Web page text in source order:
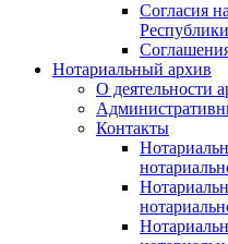
Согласия
Нотариальный архив
О деятельности
Контакты